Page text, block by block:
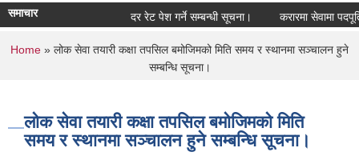
समाचार दर रेट पेश गर्ने सम्बन्धी सूचना। करारमा सेवामा पदपूर्ति
You are here
Home » लोक सेवा तयारी कक्षा तपसिल बमोजिमको मिति समय र स्थानमा सञ्चालन हुने
सम्बन्धि सूचना।
लोक सेवा तयारी कक्षा तपसिल बमोजिमको मिति
समय र स्थानमा सञ्चालन हुने सम्बन्धि सूचना।